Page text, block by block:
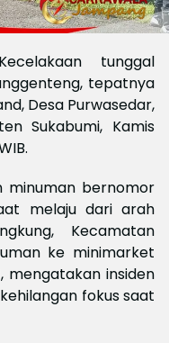
tunggal
tepatnya
Desa Purwasedar,
Sukabumi, Kamis
minuman bernomor
melaju dari arah
Kecamatan
ke minimarket
mengatakan insiden
fokus saat